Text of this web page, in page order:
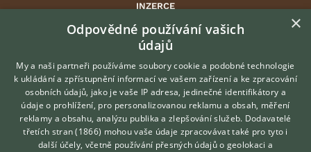
INZERCE
DISKUSE
ČLÁNKY
CHOVATELSKÉ STANICE
ATLAS
O nás
KontaktHledáte zvířecího kamaráda?
Zdarma vám poradí
×
Odpovědné používání vašich
údajů
My a naši partneři používáme soubory cookie a podobné technologie
k ukládání a zpřístupnění informací ve vašem zařízení a ke zpracování
osobních údajů, jako je vaše IP adresa, jedinečné identifikátory a
údaje o prohlížení, pro personalizovanou reklamu a obsah, měření
reklamy a obsahu, analýzu publika a zlepšování služeb. Dodavatelé
třetích stran (1866) mohou vaše údaje zpracovávat také pro tyto i
další účely, včetně používání přesných údajů o geolokaci a